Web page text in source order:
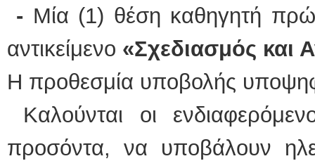
- Μία (1) θέση καθηγητή
αντικείμενο «Σχεδιασμός και
Η προθεσμία υποβολής
Καλούνται οι
προσόντα, να υποβάλουν